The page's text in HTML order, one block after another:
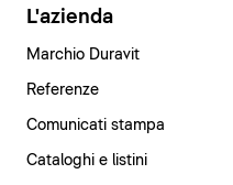
L'azienda
Marchio Duravit
Referenze
Comunicati stampa
Cataloghi e listini